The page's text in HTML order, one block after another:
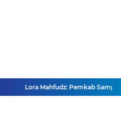
Lora Mahfudz: Pemkab